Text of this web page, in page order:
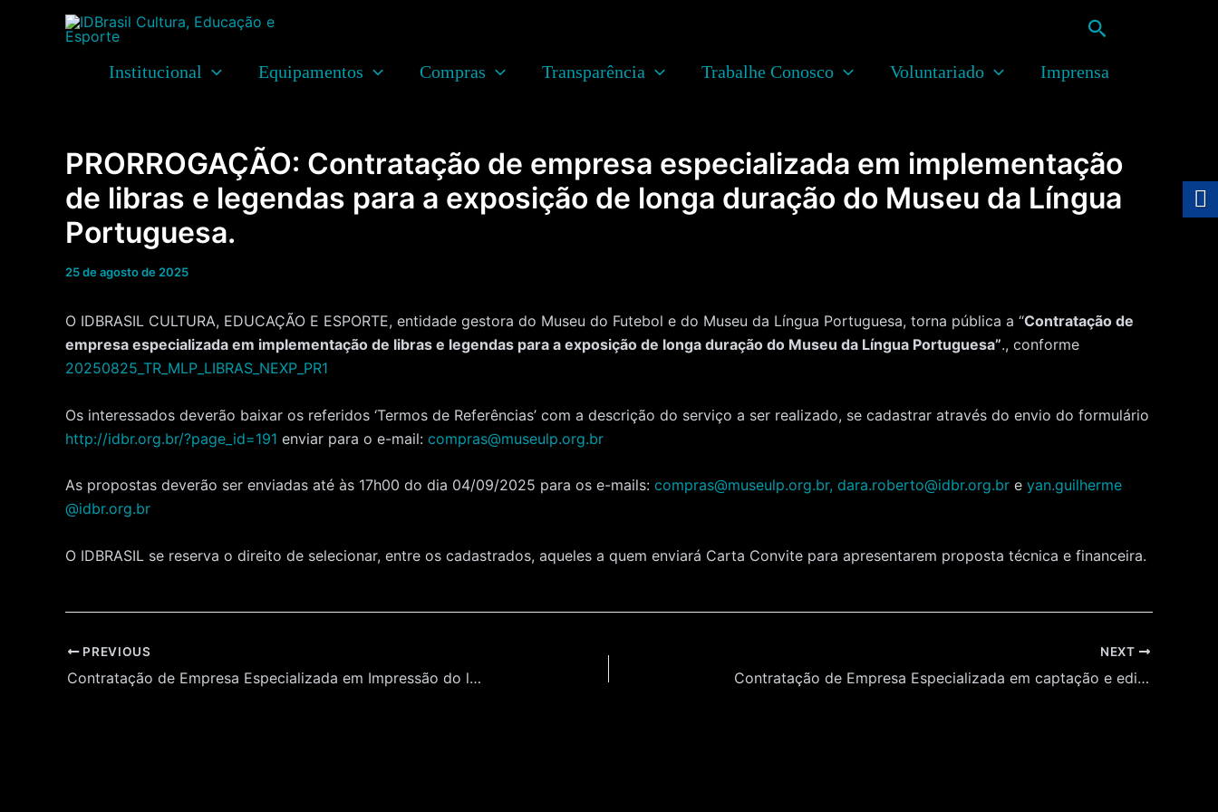
Pesquisar
Institucional Equipamentos Compras Transparência Trabalhe Conosco Voluntariado Imprensa
PRORROGAÇÃO: Contratação de empresa especializada em implementação
de libras e legendas para a exposição de longa duração do Museu da Língua
Portuguesa.
25 de agosto de 2025
O IDBRASIL CULTURA, EDUCAÇÃO E ESPORTE, entidade gestora do Museu do Futebol e do Museu da Língua Portuguesa, torna pública a “Contratação de
empresa especializada em implementação de libras e legendas para a exposição de longa duração do Museu da Língua Portuguesa”., conforme
20250825_TR_MLP_LIBRAS_NEXP_PR1
Os interessados deverão baixar os referidos ‘Termos de Referências’ com a descrição do serviço a ser realizado, se cadastrar através do envio do formulário
http://idbr.org.br/?page_id=191 enviar para o e-mail: compras@museulp.org.br
As propostas deverão ser enviadas até às 17h00 do dia 04/09/2025 para os e-mails: compras@museulp.org.br, dara.roberto@idbr.org.br e yan.guilherme
@idbr.org.br
O IDBRASIL se reserva o direito de selecionar, entre os cadastrados, aqueles a quem enviará Carta Convite para apresentarem proposta técnica e financeira.
Post
navigation
PREVIOUS
Contratação de Empresa Especializada em Impressão do livro Almanaque Educativo: Futebol na Sala de Aula, do Museu do Futebol.
NEXT
Contratação de Empresa Especializada em captação e edição de imagem e vídeo para produção de materiais audiovisuais para a exposição temporária “FUNK – Um grito de ousadia e liberdade” no Museu da Língua Portuguesa.